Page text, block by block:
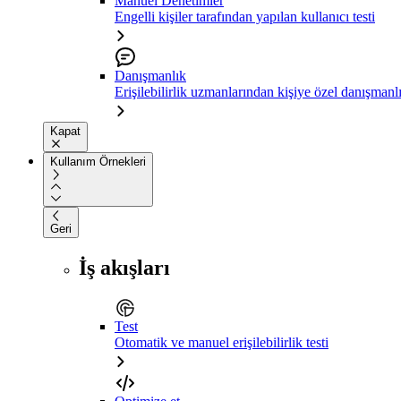
Engelli kişiler tarafından yapılan kullanıcı testi
Danışmanlık
Erişilebilirlik uzmanlarından kişiye özel
Kapat
Kullanım Örnekleri
Geri
İş akışları
Test
Otomatik ve manuel erişilebilirlik testi